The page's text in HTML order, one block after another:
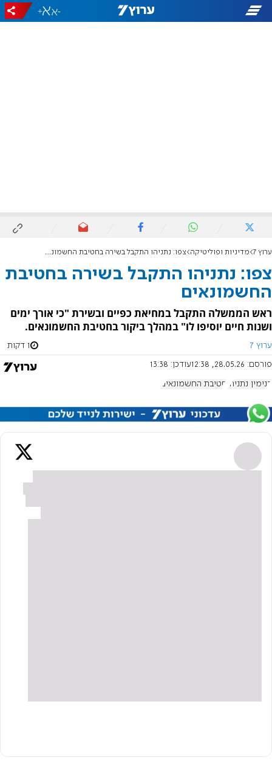
-
+
ערוץ 7 מדיניות ופוליטיקה צפו: נתניהו התקבל בשירה בחטיבת החשמונאים
צפו: נתניהו התקבל בשירה בחטיבת
החשמונאים
ראש הממשלה התקבל במחיאת כפיים ובשירת "כי אורך ימים
ושנות חיים יוסיפו לו" במהלך ביקור בחטיבת החשמונאים.
ערוץ 7 1 דקות
פורסם: 28.05.26, 12:38 עודכן: 13:38
בנימין נתניהו חטיבת החשמונאים